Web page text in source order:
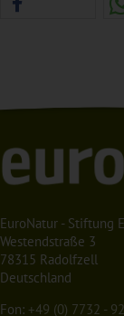
EuroNatur - Stiftung
Westendstraße 3
78315 Radolfzell
Deutschland
Fon: +49 (0) 7732 -